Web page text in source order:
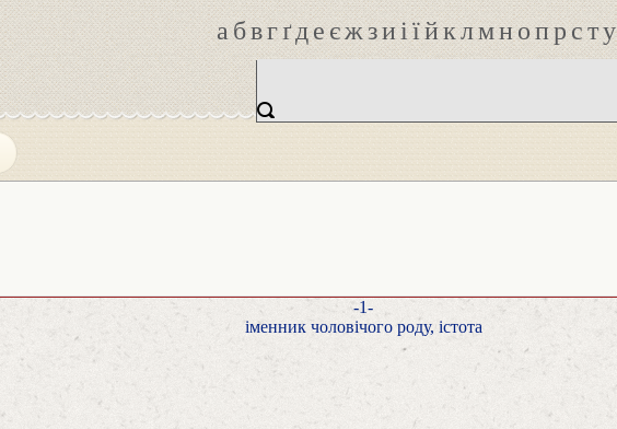
абвгґдеєжзиіїйклмнопрсту
-1-
іменник чоловічого роду, істота